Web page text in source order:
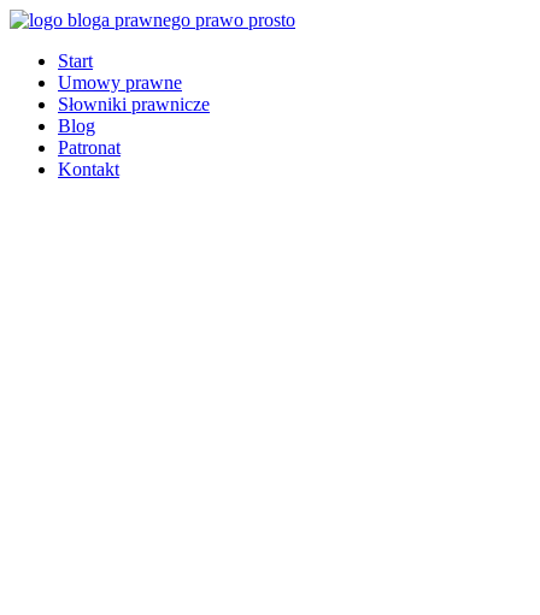
Start
Umowy prawne
Słowniki prawnicze
Blog
Patronat
Kontakt